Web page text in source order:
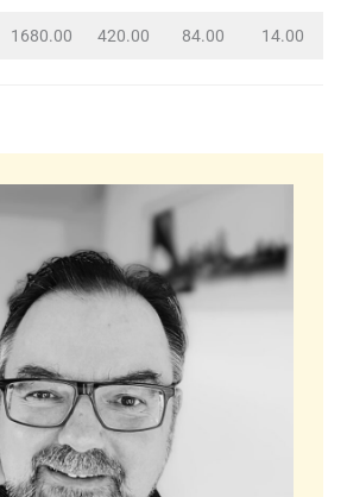
1680.00 420.00 84.00 14.00